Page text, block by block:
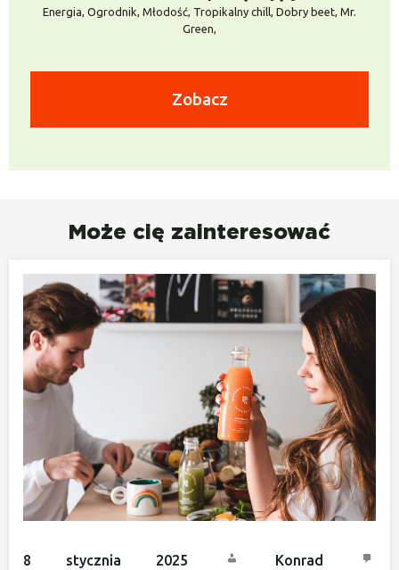
Energia, Ogrodnik, Młodość, Tropikalny chill, Dobry beet, Mr.
Green,
Zobacz
Może cię zainteresować
8 stycznia 2025 Konrad